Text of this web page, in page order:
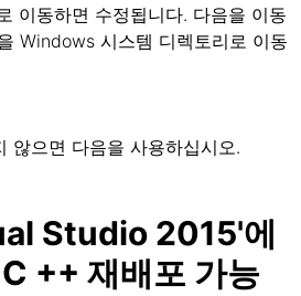
이동하면 수정됩니다. 다음을 이동
Windows 시스템 디렉토리로 이동
않으면 다음을 사용하십시오.
Studio 2015'에
++ 재배포 가능